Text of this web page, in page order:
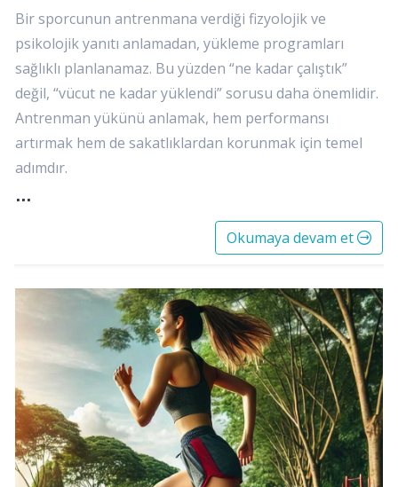
Bir sporcunun antrenmana verdiği fizyolojik ve
psikolojik yanıtı anlamadan, yükleme programları
sağlıklı planlanamaz. Bu yüzden “ne kadar çalıştık”
değil, “vücut ne kadar yüklendi” sorusu daha önemlidir.
Antrenman yükünü anlamak, hem performansı
artırmak hem de sakatlıklardan korunmak için temel
adımdır.
...
Okumaya devam et